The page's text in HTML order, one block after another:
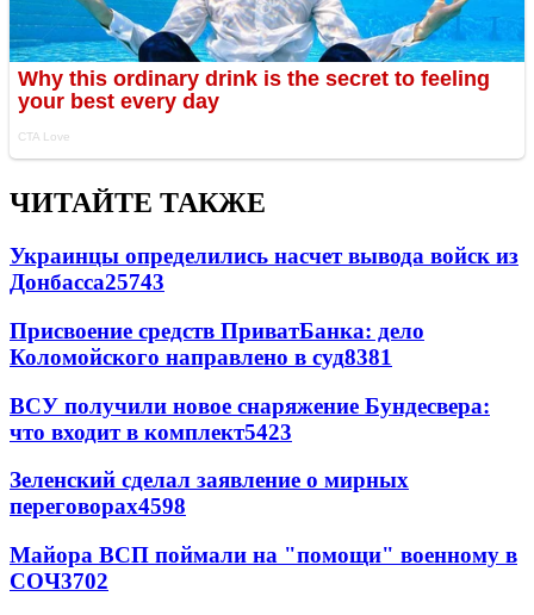
ЧИТАЙТЕ ТАКЖЕ
Украинцы определились насчет вывода войск из
Донбасса25743
Присвоение средств ПриватБанка: дело
Коломойского направлено в суд8381
ВСУ получили новое снаряжение Бундесвера:
что входит в комплект5423
Зеленский сделал заявление о мирных
переговорах4598
Майора ВСП поймали на "помощи" военному в
СОЧ3702